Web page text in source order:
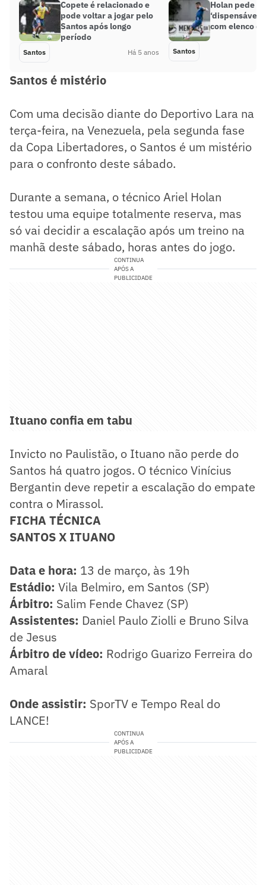
Copete é relacionado e
pode voltar a jogar pelo
Santos após longo
período
Santos Há 5 anos
Holan pede e
com elenco
Santos
Santos é mistério
Com uma decisão diante do Deportivo Lara na
terça-feira, na Venezuela, pela segunda fase
da Copa Libertadores, o Santos é um mistério
para o confronto deste sábado.
Durante a semana, o técnico Ariel Holan
testou uma equipe totalmente reserva, mas
só vai decidir a escalação após um treino na
manhã deste sábado, horas antes do jogo.
CONTINUA
APÓS A
PUBLICIDADE
Ituano confia em tabu
Invicto no Paulistão, o Ituano não perde do
Santos há quatro jogos. O técnico Vinícius
Bergantin deve repetir a escalação do empate
contra o Mirassol.
FICHA TÉCNICA
SANTOS X ITUANO
Data e hora: 13 de março, às 19h
Estádio: Vila Belmiro, em Santos (SP)
Árbitro: Salim Fende Chavez (SP)
Assistentes: Daniel Paulo Ziolli e Bruno Silva
de Jesus
Árbitro de vídeo: Rodrigo Guarizo Ferreira do
Amaral
Onde assistir: SporTV e Tempo Real do
LANCE!
CONTINUA
APÓS A
PUBLICIDADE